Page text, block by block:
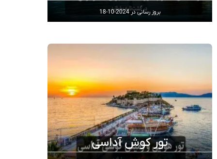
بروز رسانی در2024-10-18
تور کوش‌ آداسی